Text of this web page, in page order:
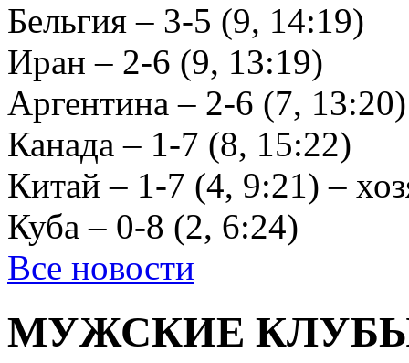
Бельгия – 3-5 (9, 14:19)
Иран – 2-6 (9, 13:19)
Аргентина – 2-6 (7, 13:20)
Канада – 1-7 (8, 15:22)
Китай – 1-7 (4, 9:21) –
Куба – 0-8 (2, 6:24)
Все новости
МУЖСКИЕ